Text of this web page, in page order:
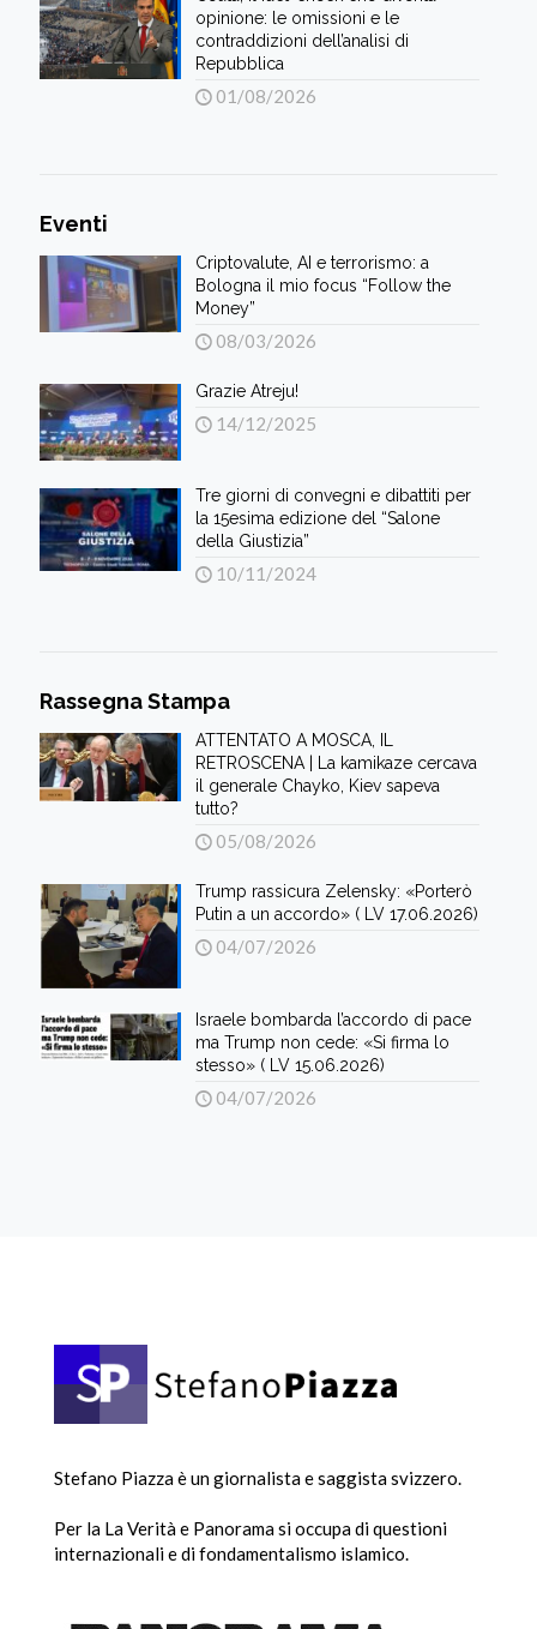
opinione: le omissioni e le
contraddizioni dell’analisi di
Repubblica
01/08/2026
Eventi
Criptovalute, AI e terrorismo: a
Bologna il mio focus “Follow the
Money”
08/03/2026
Grazie Atreju!
14/12/2025
Tre giorni di convegni e dibattiti per
la 15esima edizione del “Salone
della Giustizia”
10/11/2024
Rassegna Stampa
ATTENTATO A MOSCA, IL
RETROSCENA | La kamikaze cercava
il generale Chayko, Kiev sapeva
tutto?
05/08/2026
Trump rassicura Zelensky: «Porterò
Putin a un accordo» ( LV 17.06.2026)
04/07/2026
Israele bombarda l’accordo di pace
ma Trump non cede: «Si firma lo
stesso» ( LV 15.06.2026)
04/07/2026
Stefano Piazza è un giornalista e saggista svizzero.
Per la La Verità e Panorama si occupa di questioni
internazionali e di fondamentalismo islamico.